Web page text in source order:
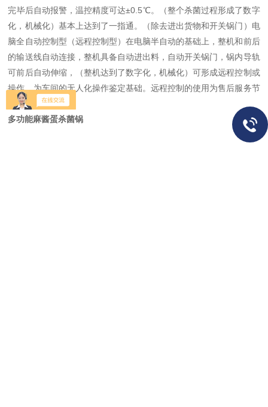
完毕后自动报警，温控精度可达±0.5℃。（整个杀菌过程形成了数字
化，机械化）基本上达到了一指通。（除去进出货物和开关锅门）电
脑全自动控制型（远程控制型）在电脑半自动的基础上，整机和前后
的输送线自动连接，整机具备自动进出料，自动开关锅门，锅内导轨
可前后自动伸缩，（整机达到了数字化，机械化）可形成远程控制或
操作，为车间的无人化操作鉴定基础。远程控制的使用为售后服务节
省了时间。
多功能麻酱蛋杀菌锅